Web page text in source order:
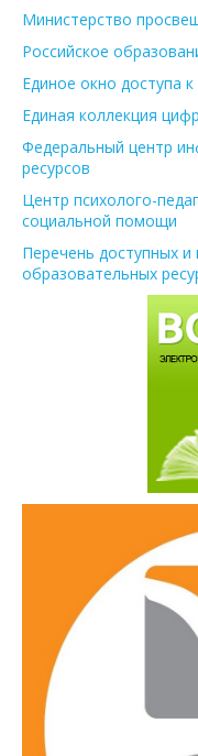
Министерство
Российское
Единое окно доступа
Единая коллекция
Федеральный центр
ресурсов
Центр психолого-
социальной помощи
Перечень доступных
образовательных